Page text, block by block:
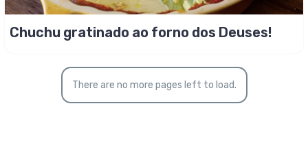
Chuchu gratinado ao forno dos Deuses!
There are no more pages left to load.